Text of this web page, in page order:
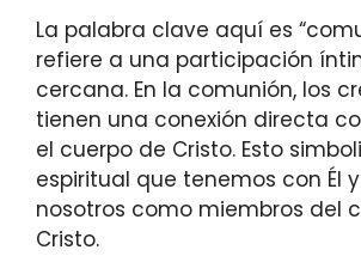
La palabra clave aquí es
refiere a una participación
cercana. En la comunión, los
tienen una conexión directa
el cuerpo de Cristo. Esto
espiritual que tenemos con Él
nosotros como miembros del
Cristo.